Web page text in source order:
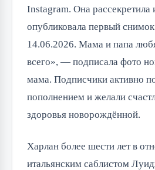
Instagram. Она рассекретила
опубликовала первый
14.06.2026. Мама и папа
всего», — подписала фото
мама. Подписчики активно
пополнением и желали
здоровья новорождённой.
Харлан более шести лет в
итальянским саблистом